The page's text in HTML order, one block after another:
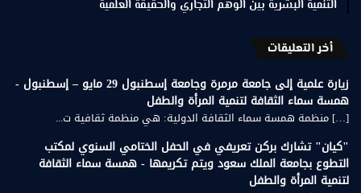
التنمية البشرية بين الوهم التجاري والحقيقة العلمية
أخر التعليقات
زيارة علمية إلى جامعة مرمرة وجامعة إسطنبول 29 مايو – إسطنبول -
همسة سماء الثقافة لتنمية المرأة والطفل
[…] منظمة همسة سماء الثقافة الدولية: هي منظمة ثقافية ت...
"كيان" تشارك بركن تعريفي في الحفل الختامي السنوي لمكتب
التطوع بجامعة الملك سعود ويتم تكريمها - همسة سماء الثقافة
لتنمية المرأة والطفل